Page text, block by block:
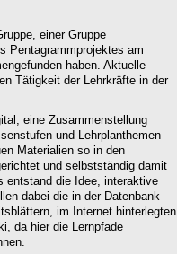
einer Gruppe
Pentagrammprojektes am
haben. Aktuelle
Tätigkeit der Lehrkräfte in der
eine Zusammenstellung
und Lehrplanthemen
Materialien so in den
und selbstständig damit
entstand die Idee, interaktive
dabei die in der Datenbank
im Internet hinterlegten
da hier die Lernpfade